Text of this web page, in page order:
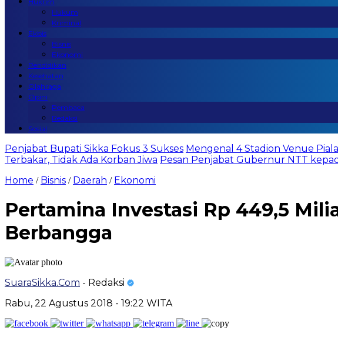
Hukum
Kriminal
Ekbis
Bisnis
Ekonomi
Pendidikan
Kesehatan
Olahraga
Opini
Pembaca
Redaksi
Sosial
Penjabat Bupati Sikka Fokus 3 Sukses Mengenal 4 Stadion Venue
Terbakar, Tidak Ada Korban Jiwa Pesan Penjabat Gubernur NTT
Home / Bisnis / Daerah / Ekonomi
Pertamina Investasi Rp 449,5
Berbangga
SuaraSikka.Com - Redaksi
Rabu, 22 Agustus 2018 - 19:22 WITA